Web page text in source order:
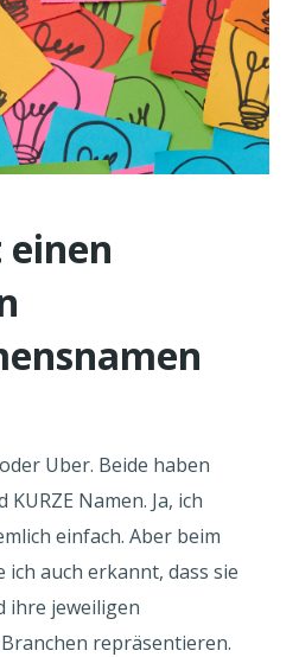
Uber. Beide haben
Namen. Ja, ich
einfach. Aber beim
auch erkannt, dass sie
ihre jeweiligen
repräsentieren.